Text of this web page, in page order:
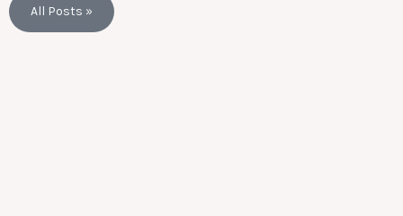
All Posts »